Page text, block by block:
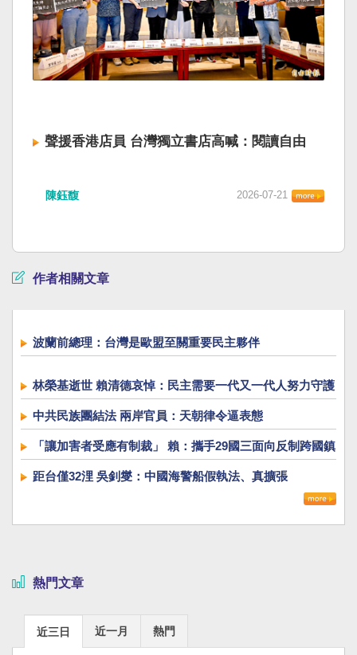
聲援香港店員 台灣獨立書店高喊：閱讀自由
陳鈺馥 2026-07-21
作者相關文章
波蘭前總理：台灣是歐盟至關重要民主夥伴
林榮基逝世 賴清德哀悼：民主需要一代又一代人努力守護
中共民族團結法 兩岸官員：天朝律令逼表態
「讓加害者受應有制裁」 賴：攜手29國三面向反制跨國鎮
壓
距台僅32浬 吳釗燮：中國海警船假執法、真擴張
熱門文章
近三日 近一月 熱門